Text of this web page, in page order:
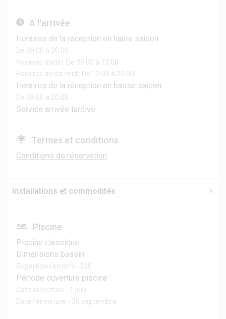
A l'arrivée
Horaires de la réception en haute saison
De 09:00 à 20:00
Horaires matin: De 09:00 à 13:00
Horaires après-midi: De 13:00 à 20:00
Horaires de la réception en basse saison
De 09:00 à 20:00
Service arrivée tardive
Termes et conditions
Conditions de réservation
Installations et commodités
Piscine
Piscine classique
Dimensions bassin
Superficie (en m²) - 230
Période ouverture piscine :
Date ouverture - 1 juin
Date fermeture - 30 septembre